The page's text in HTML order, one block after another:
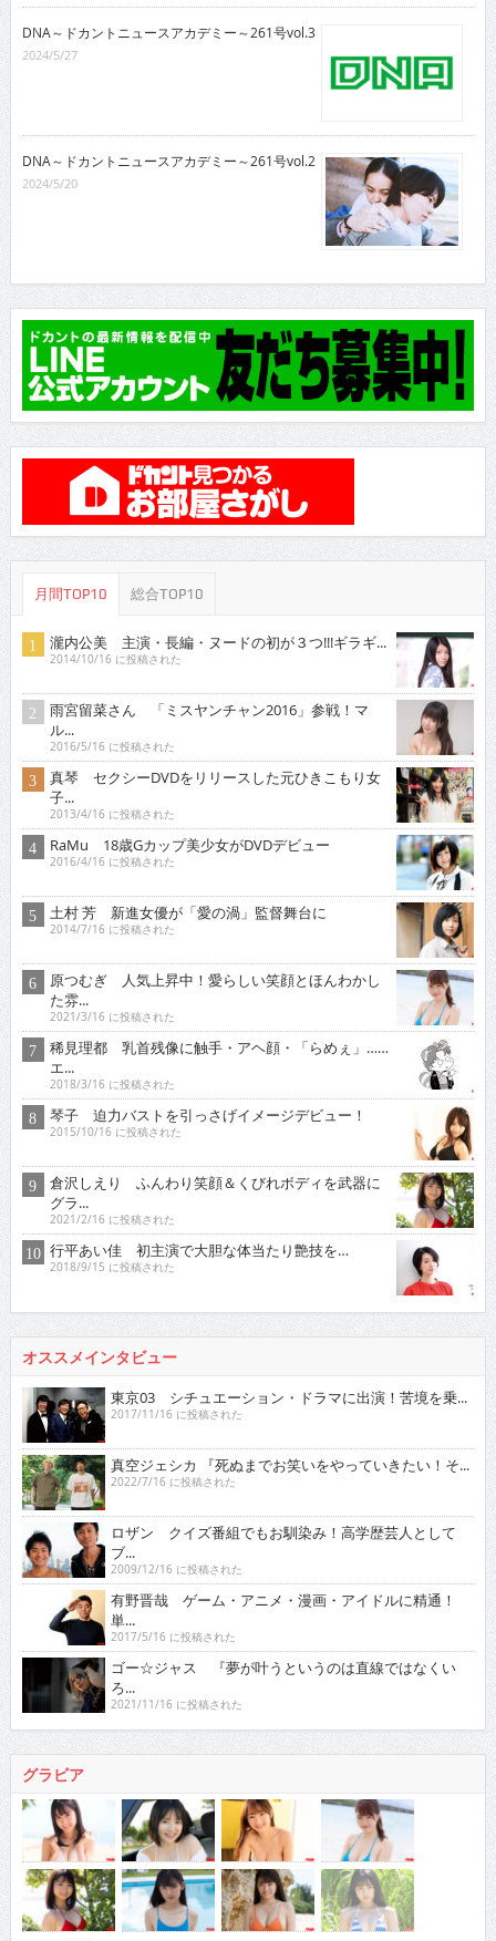
DNA～ドカントニュースアカデミー～261号vol.3
2024/5/27
DNA～ドカントニュースアカデミー～261号vol.2
2024/5/20
月間TOP10 総合TOP10
瀧内公美 主演・長編・ヌードの初が３つ!!!ギラギ...
2014/10/16 に投稿された
雨宮留菜さん 「ミスヤンチャン2016」参戦！マ
ル...
2016/5/16 に投稿された
真琴 セクシーDVDをリリースした元ひきこもり女
子...
2013/4/16 に投稿された
RaMu 18歳Gカップ美少女がDVDデビュー
2016/4/16 に投稿された
土村 芳 新進女優が「愛の渦」監督舞台に
2014/7/16 に投稿された
原つむぎ 人気上昇中！愛らしい笑顔とほんわかし
た雰...
2021/3/16 に投稿された
稀見理都 乳首残像に触手・アヘ顔・「らめぇ」……
エ...
2018/3/16 に投稿された
琴子 迫力バストを引っさげイメージデビュー！
2015/10/16 に投稿された
倉沢しえり ふんわり笑顔＆くびれボディを武器に
グラ...
2021/2/16 に投稿された
行平あい佳 初主演で大胆な体当たり艶技を…
2018/9/15 に投稿された
オススメインタビュー
東京03 シチュエーション・ドラマに出演！苦境を乗...
2017/11/16 に投稿された
真空ジェシカ 『死ぬまでお笑いをやっていきたい！そ...
2022/7/16 に投稿された
ロザン クイズ番組でもお馴染み！高学歴芸人として
ブ...
2009/12/16 に投稿された
有野晋哉 ゲーム・アニメ・漫画・アイドルに精通！
単...
2017/5/16 に投稿された
ゴー☆ジャス 『夢が叶うというのは直線ではなくい
ろ...
2021/11/16 に投稿された
グラビア